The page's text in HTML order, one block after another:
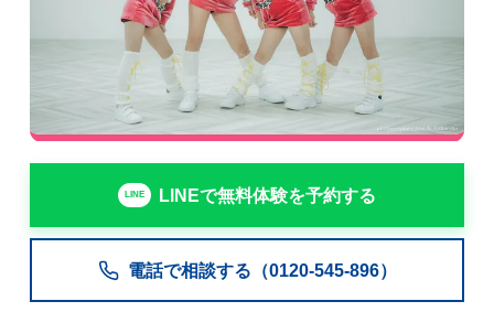
LINEで無料体験を予約する
電話で相談する（0120-545-896）